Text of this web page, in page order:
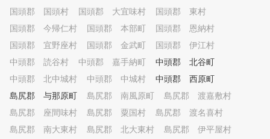
国頭郡 国頭村
国頭郡 大宜味村
国頭郡 東村
国頭郡 今帰仁村
国頭郡 本部町
国頭郡 恩納村
国頭郡 宜野座村
国頭郡 金武町
国頭郡 伊江村
中頭郡 読谷村
中頭郡 嘉手納町
中頭郡 北谷町
中頭郡 北中城村
中頭郡 中城村
中頭郡 西原町
島尻郡 与那原町
島尻郡 南風原町
島尻郡 渡嘉敷村
島尻郡 座間味村
島尻郡 粟国村
島尻郡 渡名喜村
島尻郡 南大東村
島尻郡 北大東村
島尻郡 伊平屋村